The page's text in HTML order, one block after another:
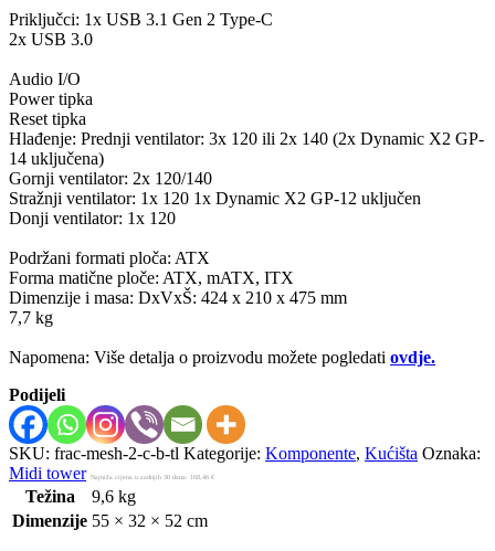
Priključci: 1x USB 3.1 Gen 2 Type-C
2x USB 3.0
Audio I/O
Power tipka
Reset tipka
Hlađenje: Prednji ventilator: 3x 120 ili 2x 140 (2x Dynamic X2 GP-
14 uključena)
Gornji ventilator: 2x 120/140
Stražnji ventilator: 1x 120 1x Dynamic X2 GP-12 uključen
Donji ventilator: 1x 120
Podržani formati ploča: ATX
Forma matične ploče: ATX, mATX, ITX
Dimenzije i masa: DxVxŠ: 424 x 210 x 475 mm
7,7 kg
Napomena: Više detalja o proizvodu možete pogledati ovdje.
Podijeli
SKU: frac-mesh-2-c-b-tl Kategorije: Komponente, Kućišta Oznaka:
Midi tower
Najniža cijena u zadnjih 30 dana: 168,46 €
Težina
9,6 kg
Dimenzije 55 × 32 × 52 cm